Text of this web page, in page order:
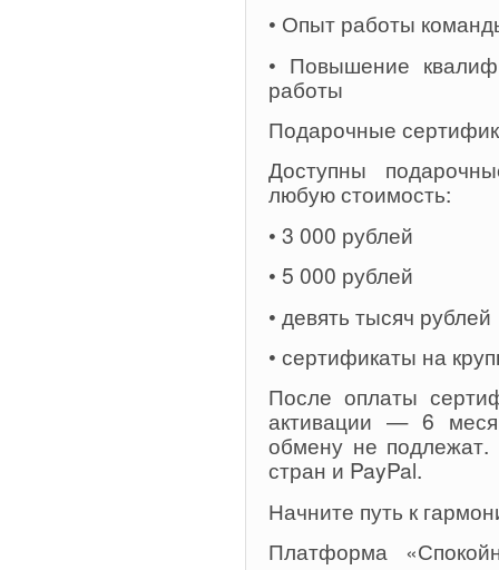
• Опыт работы
• Повышение
работы
Подарочные
Доступны
любую стоимость:
• 3 000 рублей
• 5 000 рублей
• девять тысяч рублей
• сертификаты на
После оплаты
активации — 6
обмену не
стран и PayPal.
Начните путь к
Платформа